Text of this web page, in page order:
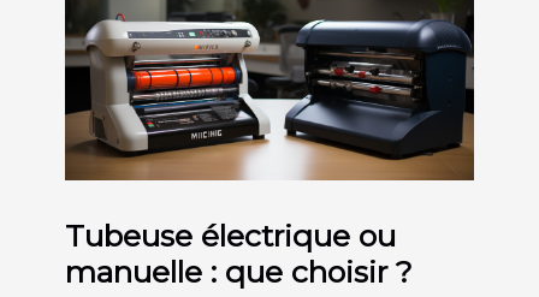
Tubeuse électrique ou
manuelle : que choisir ?